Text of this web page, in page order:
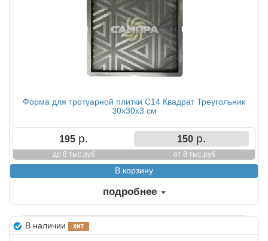
Форма для тротуарной плитки С14 Квадрат Треугольник
30х30х3 см
195 р.
до 8 тыс.руб
150р.
от 8 тыс.руб
подробнее
В наличии